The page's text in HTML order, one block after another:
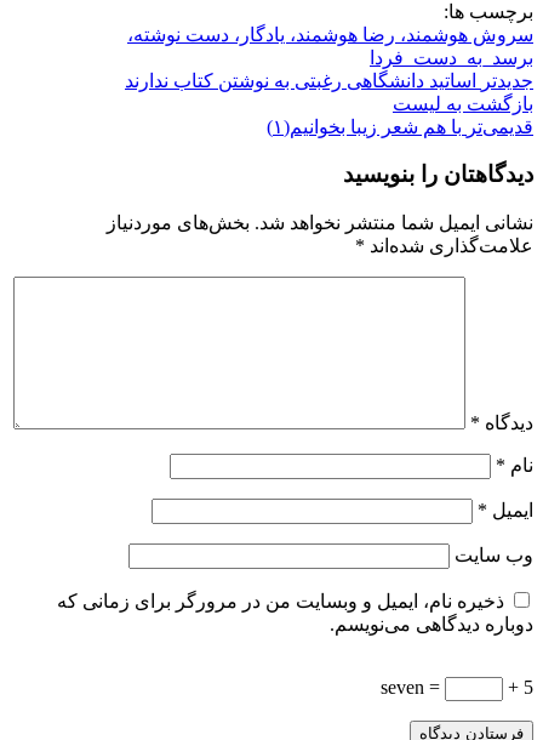
برچسب ها:
سروش هوشمند، رضا هوشمند، یادگار، دست نوشته،
برسد_به_دست_فردا
جدیدتر
اساتید دانشگاهی رغبتی به نوشتن کتاب ندارند
بازگشت بە لیست
قدیمی‌تر با هم شعر زیبا بخوانیم(۱)
دیدگاهتان را بنویسید
نشانی ایمیل شما منتشر نخواهد شد. بخش‌های موردنیاز
علامت‌گذاری شده‌اند *
دیدگاه *
نام *
ایمیل *
وب‌ سایت
ذخیره نام، ایمیل و وبسایت من در مرورگر برای زمانی که
دوباره دیدگاهی می‌نویسم.
5 +
= seven